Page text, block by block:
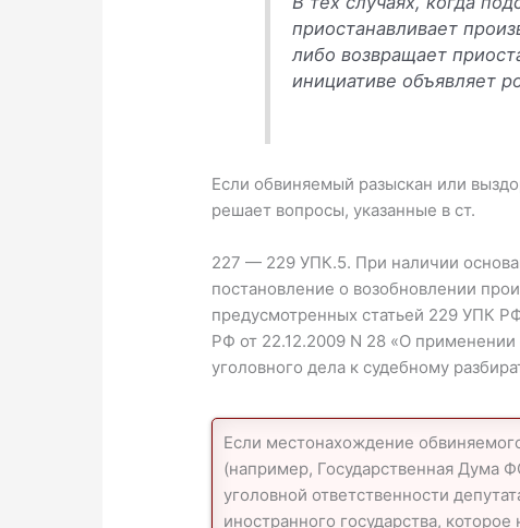
приостанавливает
либо возвращает
инициативе объявляет
Если обвиняемый разыскан или
решает вопросы, указанные в ст.
227 — 229 УПК.5. При наличии
постановление о возобновлении
предусмотренных статьей 229 УПК
РФ от 22.12.2009 N 28 «О применении
уголовного дела к судебному
Если местонахождение
(например, Государственная Дума
уголовной ответственности
иностранного государства,